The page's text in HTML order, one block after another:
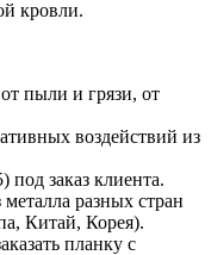
кровли.
пыли и грязи, от
воздействий из
заказ клиента.
разных стран
Китай, Корея).
планку с